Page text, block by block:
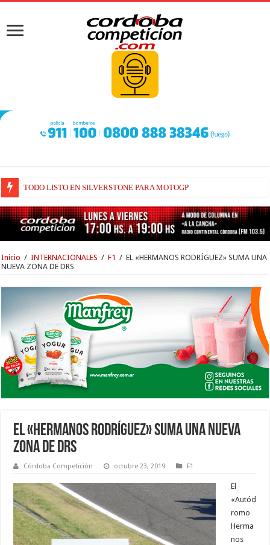
TODO LISTO EN SILVERSTONE PARA MOTOGP
BRIATORE BUSCA EXPLICACIONES DE POR QUÉ AÚN ALPINE NO
Inicio / INTERNACIONALES / F1 / EL «HERMANOS RODRÍGUEZ» SUMA UNA
NUEVA ZONA DE DRS
EL «HERMANOS RODRÍGUEZ» SUMA UNA NUEVA
ZONA DE DRS
Córdoba Competición octubre 23, 2019 F1
El
«Autód
romo
Herma
nos